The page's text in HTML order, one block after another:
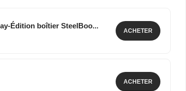
Édition boîtier SteelBoo...
ACHETER
ACHETER